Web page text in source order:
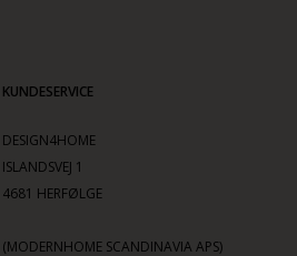
KUNDESERVICE
DESIGN4HOME
ISLANDSVEJ 1
4681 HERFØLGE
(MODERNHOME SCANDINAVIA APS)